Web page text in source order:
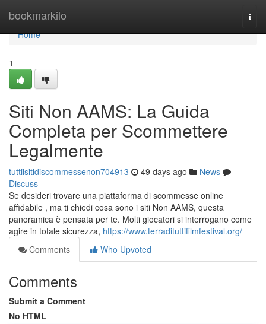
bookmarkilo
Home
Home
1
Siti Non AAMS: La Guida
Completa per Scommettere
Legalmente
tuttiisitidiscommessenon704913 49 days ago
News
Discuss
Se desideri trovare una piattaforma di scommesse online
affidabile , ma ti chiedi cosa sono i siti Non AAMS, questa
panoramica è pensata per te. Molti giocatori si interrogano come
agire in totale sicurezza, https://www.terradituttifilmfestival.org/
Comments
Who Upvoted
Comments
Submit a Comment
No HTML